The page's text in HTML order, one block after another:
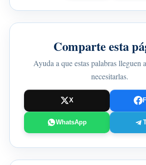
Comparte esta
Ayuda a que estas palabras lleguen
necesitarlas.
X
WhatsApp